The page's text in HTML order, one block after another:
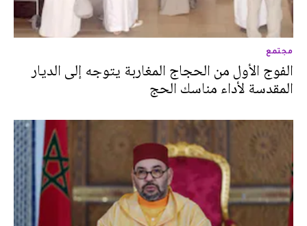
مجتمع
الفوج الأول من الحجاج المغاربة يتوجه إلى الديار
المقدسة لأداء مناسك الحج